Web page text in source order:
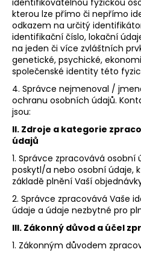
kterou lze přímo či nepřímo
odkazem na určitý
identifikační číslo, lokační
na jeden či více zvláštních
genetické, psychické,
společenské identity této
4. Správce nejmenoval /
ochranu osobních údajů.
jsou:
II. Zdroje a kategorie
údajů
1. Správce zpracovává osobní
poskytl/a nebo osobní údaje,
základě plnění Vaší
2. Správce zpracovává Vaše
údaje a údaje nezbytné pro
III. Zákonný důvod a účel
1. Zákonným důvodem
j
í
t
?
D
o
p
o
u
č